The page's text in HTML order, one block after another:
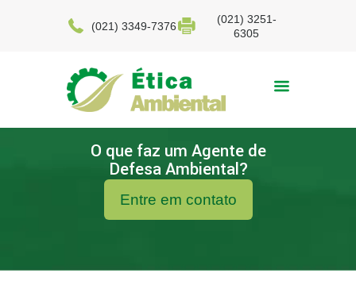
(021) 3349-7376
(021) 3251-
6305
Entre em contato
O que faz um Agente de
Defesa Ambiental?